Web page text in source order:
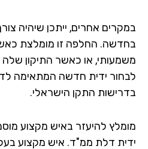
אחרים, ייתכן שיהיה צורך
החלפה זו מומלצת כאשר
או כאשר התיקון שלה יהיה
ידית חדשה המתאימה
התקן הישראלי.
להיעזר באיש מקצוע מוסמך
דלת ממ"ד. איש מקצוע בעל